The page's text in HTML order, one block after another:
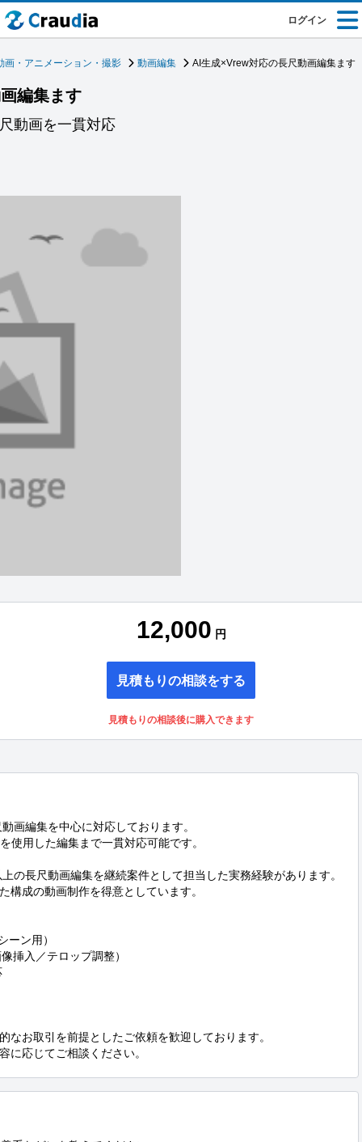
ログイン
画・アニメーション・撮影 動画編集 AI生成×Vrew対応の長尺動画編集ます
編集ます
動画を一貫対応
12,000 円
見積もりの相談をする
見積もりの相談後に購入できます
画編集を中心に対応しております。
使用した編集まで一貫対応可能です。
の長尺動画編集を継続案件として担当した実務経験があります。
構成の動画制作を得意としています。
ーン用）
挿入／テロップ調整）
なお取引を前提としたご依頼を歓迎しております。
に応じてご相談ください。